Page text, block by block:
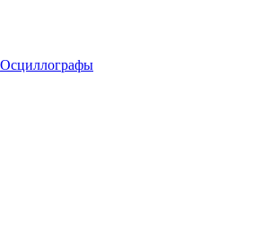
Осциллографы